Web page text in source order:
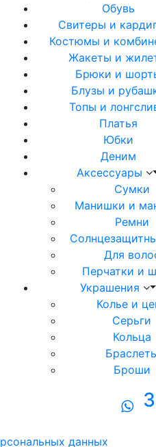
Обувь
Свитеры и
Костюмы и
Жакеты и
Брюки и
Блузы и
Топы и
Платья
Юбки
Деним
Аксессуары
Сумки
Манишки и
Ремни
Для
Перчатки и
Украшения
Колье и
Серьги
Кольца
Броши
данных